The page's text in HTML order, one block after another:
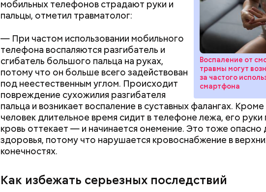
Воспаление от
травмы могут
за частого
смартфона
мобильных телефонов страдают руки и
пальцы, отметил травматолог:
— При частом использовании мобильного
телефона воспаляются разгибатель и
сгибатель большого пальца на руках,
потому что он больше всего задействован
под неестественным углом. Происходит
повреждение сухожилия разгибателя
пальца и возникает воспаление в суставных фалангах.
человек длительное время сидит в телефоне лежа, его руки
кровь оттекает — и начинается онемение. Это тоже опасно
здоровья, потому что нарушается кровоснабжение в
конечностях.
Как избежать серьезных последствий
День воздушных поцелуев отмечается с 1983 года. В
молодежных заведениях европейских стран в этот праздник
устраиваются тематические вечеринки и флешмобы. Кроме
отпраздновать эту дату можно, отправив воздушный
близкому человеку через социальные сети и мессенджеры.
кроется в мелочах. Отпраздновать этот день можно,
другими людьми счастливыми моментами из своей жизни.
не получить штраф
Как получить до
рублей от